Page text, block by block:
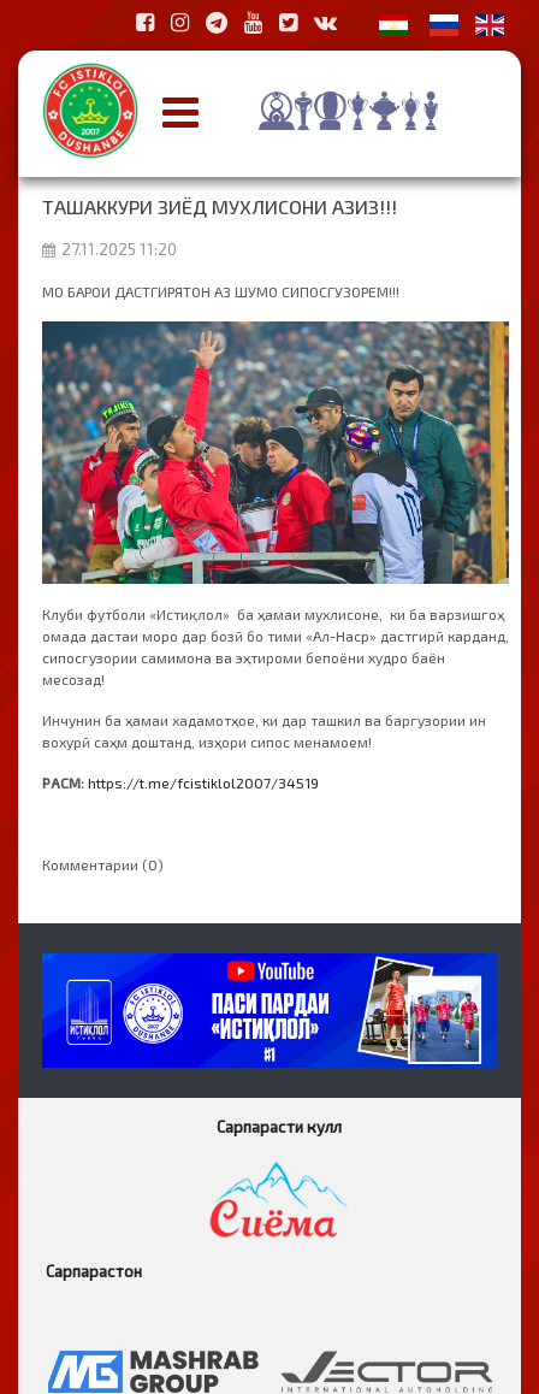
ТАШАККУРИ ЗИЁД МУХЛИСОНИ АЗИЗ!!!
27.11.2025 11:20
МО БАРОИ ДАСТГИРЯТОН АЗ ШУМО СИПОСГУЗОРЕМ!!!
Клуби футболи «Истиқлол» ба ҳамаи мухлисоне, ки ба варзишгоҳ
омада дастаи моро дар бозӣ бо тими «Ал-Наср» дастгирӣ карданд,
сипосгузории самимона ва эҳтироми бепоёни худро баён
месозад!
Инчунин ба ҳамаи хадамотҳое, ки дар ташкил ва баргузории ин
вохурӣ саҳм доштанд, изҳори сипос менамоем!
РАСМ: https://t.me/fcistiklol2007/34519
Комментарии (0)
Сарпарасти кулл
Сарпарастон